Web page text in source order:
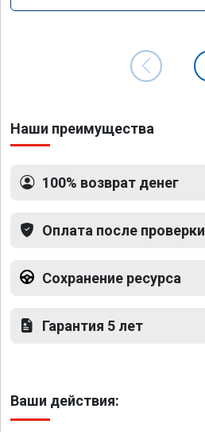
Наши преимущества
100% возврат денег
Оплата после проверки
Сохранение ресурса
Гарантия 5 лет
Ваши действия: